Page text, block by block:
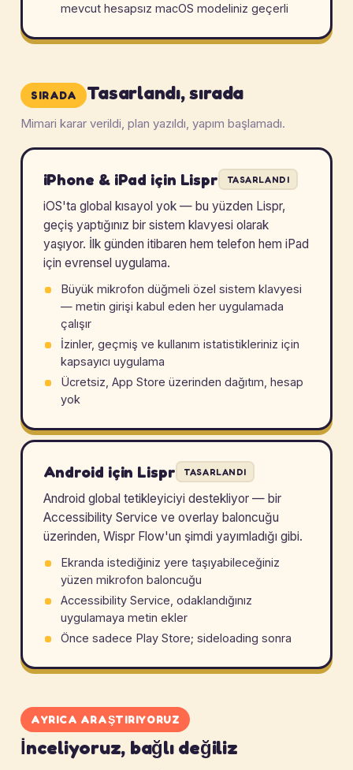
mevcut hesapsız macOS modeliniz geçerli
SIRADA Tasarlandı, sırada
Mimari karar verildi, plan yazıldı, yapım başlamadı.
iPhone & iPad için Lispr TASARLANDI
iOS'ta global kısayol yok — bu yüzden Lispr,
geçiş yaptığınız bir sistem klavyesi olarak
yaşıyor. İlk günden itibaren hem telefon hem iPad
için evrensel uygulama.
Büyük mikrofon düğmeli özel sistem klavyesi
— metin girişi kabul eden her uygulamada
çalışır
İzinler, geçmiş ve kullanım istatistikleriniz için
kapsayıcı uygulama
Ücretsiz, App Store üzerinden dağıtım, hesap
yok
Android için Lispr TASARLANDI
Android global tetikleyiciyi destekliyor — bir
Accessibility Service ve overlay baloncuğu
üzerinden, Wispr Flow'un şimdi yayımladığı gibi.
Ekranda istediğiniz yere taşıyabileceğiniz
yüzen mikrofon baloncuğu
Accessibility Service, odaklandığınız
uygulamaya metin ekler
Önce sadece Play Store; sideloading sonra
AYRICA ARAŞTIRIYORUZ
İnceliyoruz, bağlı değiliz